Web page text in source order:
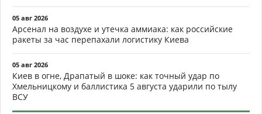
05 авг 2026
Арсенал на воздухе и утечка аммиака: как российские
ракеты за час перепахали логистику Киева
05 авг 2026
Киев в огне, Драпатый в шоке: как точный удар по
Хмельницкому и баллистика 5 августа ударили по тылу
ВСУ